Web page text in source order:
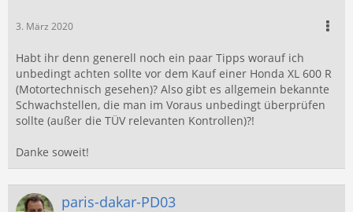
3. März 2020
Habt ihr denn generell noch ein paar Tipps worauf ich
unbedingt achten sollte vor dem Kauf einer Honda XL 600 R
(Motortechnisch gesehen)? Also gibt es allgemein bekannte
Schwachstellen, die man im Voraus unbedingt überprüfen
sollte (außer die TÜV relevanten Kontrollen)?!
Danke soweit!
paris-dakar-PD03